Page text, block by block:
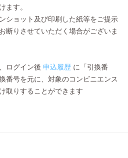
ます。
ショット及び印刷した紙等をご提示
断りさせていただく場合がございま
ログイン後 申込履歴 に「引換番
番号を元に、対象のコンビニエンス
取りすることができます